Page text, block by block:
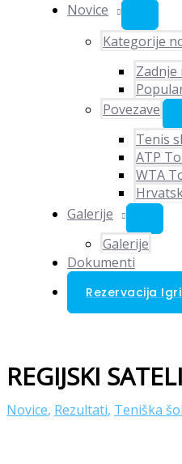
Novice
Kategorije
Zadnje
Povezave
Tenis
ATP
WTA
Galerije
Galerije
Dokumenti
Rezervacija
REGIJSKI
Novice, Rezultati, Teniška